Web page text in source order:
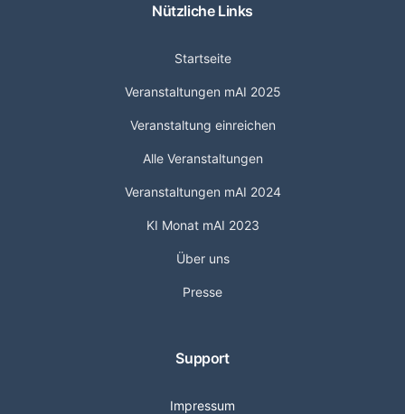
Nützliche Links
Startseite
Veranstaltungen mAI 2025
Veranstaltung einreichen
Alle Veranstaltungen
Veranstaltungen mAI 2024
KI Monat mAI 2023
Über uns
Presse
Support
Impressum